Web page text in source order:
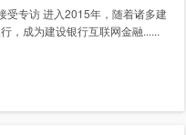
受专访 进入2015年，随着诸多建
，成为建设银行互联网金融......